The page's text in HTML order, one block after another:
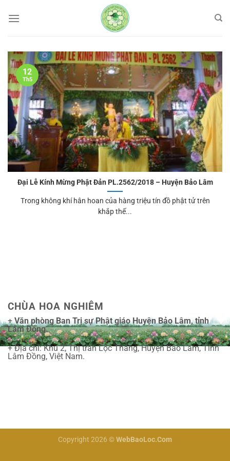
qua
Đại Lễ Kính Mừng Phật Đản PL.2562/2018 – Huyện Bảo Lâm
Trong không khí hân hoan của hàng triệu tín đồ phật tử trên
khắp thế...
12
Th5
CHÙA HOA NGHIÊM
+Văn phòng Ban Trị sự Phật giáo Huyện Bảo Lâm, tỉnh
Lâm Đồng.
+ Địa chỉ: Khu 2, Thị trấn Lộc Thắng, Huyện Bảo Lâm, Tỉnh
Lâm Đồng, Việt Nam.
Copyright 2026 ©WebBaoLoc.Com